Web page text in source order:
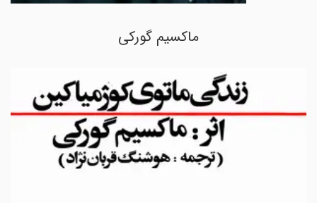
ماکسیم گورکی